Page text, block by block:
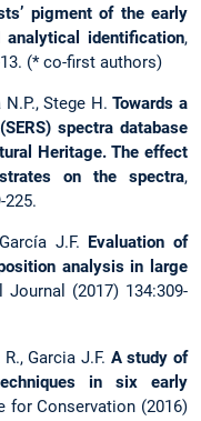
pigment of the early
identification,
(* co-first authors)
N.P., Stege H.Towards a
spectra database
Heritage. The effect
on the spectra,
J.F.
Evaluation of
analysis in large
(2017) 134:309-
Garcia J.F. A study of
in six early
for Conservation (2016)